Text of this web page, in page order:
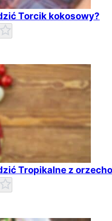
Torcik kokosowy?
Tropikalne z